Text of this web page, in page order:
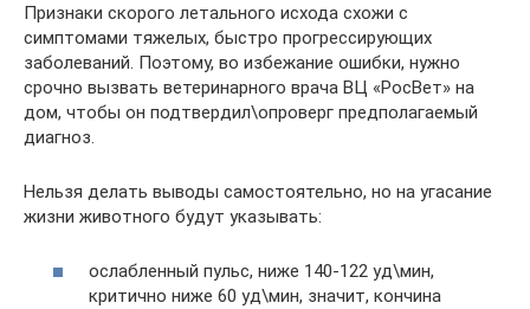
Признаки скорого летального исхода схожи с
симптомами тяжелых, быстро прогрессирующих
заболеваний. Поэтому, во избежание ошибки, нужно
срочно вызвать ветеринарного врача ВЦ «РосВет» на
дом, чтобы он подтвердил\опроверг предполагаемый
диагноз.
Нельзя делать выводы самостоятельно, но на угасание
жизни животного будут указывать:
ослабленный пульс, ниже 140-122 уд\мин,
критично ниже 60 уд\мин, значит, кончина